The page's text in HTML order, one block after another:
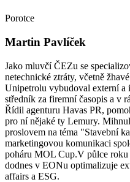
Porotce
Martin Pavlíček
Jako mluvčí ČEZu se
netechnické ztráty, včetně
Unipetrolu vybudoval externí
středník za firemní časopis a v
Řídil agenturu Havas PR,
pro ní nějaké ty Lemury.
proslovem na téma "Stavební
marketingovou komunikaci
poháru MOL Cup.V půlce roku
dodnes v EONu optimalizuje
affairs a ESG.